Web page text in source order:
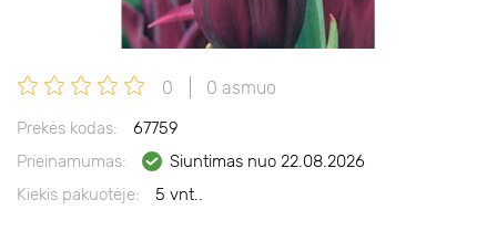
0 0 asmuo
Prekės kodas:
67759
Prieinamumas:
Siuntimas nuo 22.08.2026
Kiekis pakuotėje:
5 vnt..